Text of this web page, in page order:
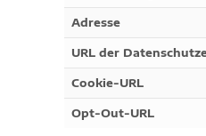
Adresse
URL der
Cookie-URL
Opt-Out-URL